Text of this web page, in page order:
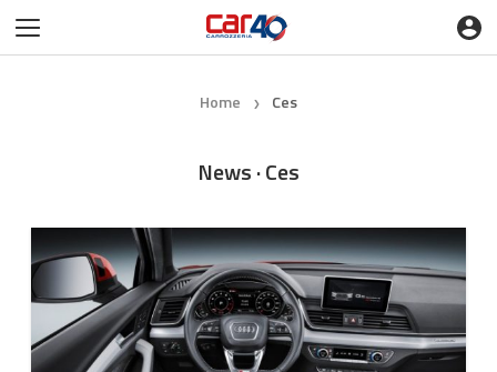
Home ❯ Ces
News · Ces